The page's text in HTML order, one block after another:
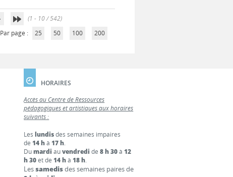
(1 - 10 / 542)
Par page :
25 50 100 200
HORAIRES
Accès au Centre de Ressources
pédagogiques et artistiques aux horaires
suivants :
Leslundisdes semaines impaires
de14 hà17 h.
Dumardi auvendredi de8 h 30à12
h 30et de14 hà18 h.
Lessamedisdes semaines paires de